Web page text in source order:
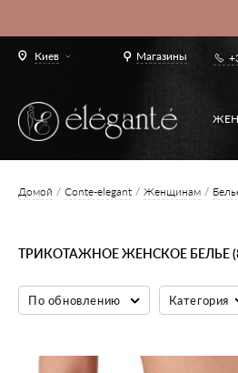
Киев Магазины
Домой Conte-elegant Женщинам
ТРИКОТАЖНОЕ ЖЕНСКОЕ БЕЛЬЕ
По обновлению Категория